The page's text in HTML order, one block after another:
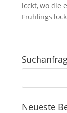
lockt, wo die
Frühlings
Neueste